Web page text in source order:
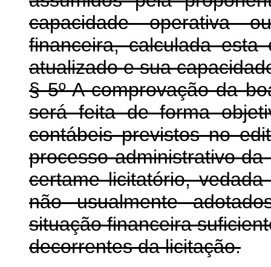
capacidade operativa
financeira, calculada
atualizado e sua
§ 5º A comprovação da
será feita de forma
contábeis previstos no
processo administrativo
certame licitatório,
não usualmente
situação financeira
decorrentes da licitação.